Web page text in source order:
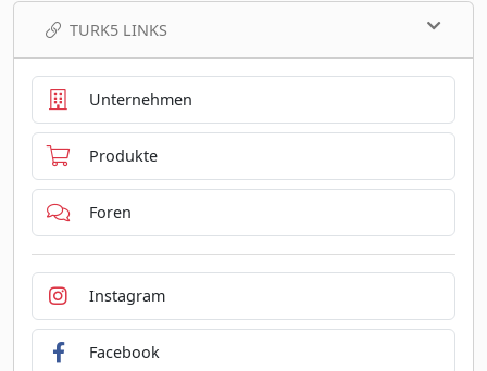
TURK5 LINKS
Unternehmen
Produkte
Foren
Instagram
Facebook